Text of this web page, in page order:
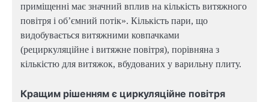
приміщенні має значний вплив на кількість витяжного
повітря і об’ємний потік». Кількість пари, що
видобувається витяжними ковпачками
(рециркуляційне і витяжне повітря), порівняна з
кількістю для витяжок, вбудованих у варильну плиту.
Кращим рішенням є циркуляційне повітря